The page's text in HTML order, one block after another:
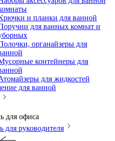
и планки для ванной
для ванных комнат и
органайзеры для
контейнеры для
для жидкостей
для ванной
для офиса
для руководителя